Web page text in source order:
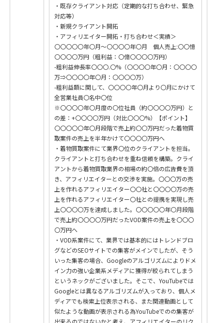
・既存クライアント対応（定期的な打ち合わせ、緊急
対応等）
・新規クライアント開拓
・アフィリエイター開拓・打ち合わせ＜実績＞
〇〇〇〇〇年〇月～〇〇〇〇年〇月 個人売上:〇〇憶
〇〇〇〇万円（粗利益：〇億〇〇〇〇万円）
-粗利益伸長率〇〇〇.〇%（〇〇〇〇年〇月：〇〇〇〇
万⇒〇〇〇〇年〇月：〇〇〇〇万）
-粗利益額に関して、〇〇〇〇年〇月より〇月にかけて
全営業社員〇名中〇位
※〇〇〇〇年〇月度の〇位社員（約〇〇〇〇万円）と
の差：+〇〇〇〇万円（対比〇〇〇%）【ポイント】
〇〇〇〇〇年〇月段階で売上約〇〇万円だった着物買
取案件の売上を半年かけて〇〇〇〇万円へ
・着物買取案件にて業界〇位のクライアントを担当。
クライアントと打ち合わせを重ね信頼を構築。クライ
アントから着物買取業界の相場の約〇倍の広告費を頂
き、アフィリエイターとの交渉を実施。〇〇〇万の売
上を作れるアフィリエイター〇〇社と〇〇〇〇万の売
上を作れるアフィリエイター〇社との提携を実現し売
上〇〇〇〇万を達成しました。〇〇〇〇〇年〇月段階
で売上約〇〇〇〇万円だったVOD案件の売上を〇〇〇
〇万円へ
・VOD系案件にて、業界では基本的にはトレンドブロ
グなどのSEOサイトでの集客がメインでしたが、そう
いった集客の場合、Googleのアルゴリズムによりドメ
イン力の強い企業系メディアに獲得が絞られてしまう
というネックがございました。そこで、YouTubeでは
Googleとは異なるアルゴリズムが入っており、個人メ
ディアでも検索上位表示される、また関連動画として
似たような動画が表示される為YouTubeでのの集客が
出来るのではないかと考え、アフィリエイターのリク